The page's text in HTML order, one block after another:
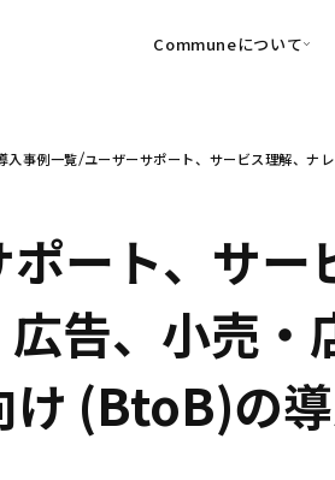
Communeについて
可視化
・Commune
信頼を醸成する信頼起点経営
・Commune
SuccessHub）
社内コミュニケーションの変
・Commune for
入事例一覧 ユーザーサポート、サービス理解、ナ
ート、サ
広告、小売
け (BtoB)の